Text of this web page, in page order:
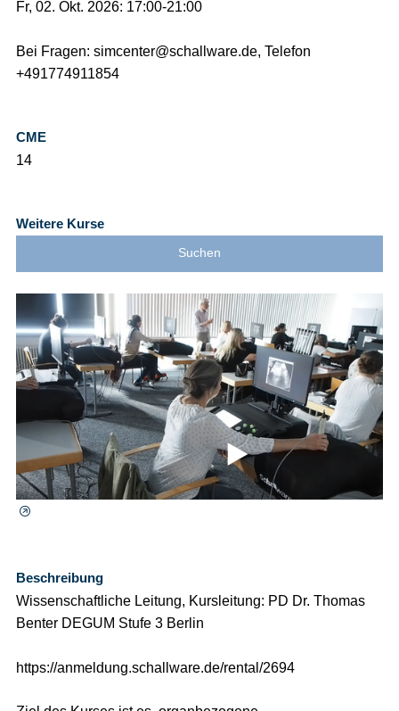
Fr, 02. Okt. 2026: 17:00-21:00
Bei Fragen: simcenter@schallware.de, Telefon
+491774911854
CME
14
Weitere Kurse
Suchen
⯈
Beschreibung
Wissenschaftliche Leitung, Kursleitung: PD Dr. Thomas
Benter DEGUM Stufe 3 Berlin
https://anmeldung.schallware.de/rental/2694